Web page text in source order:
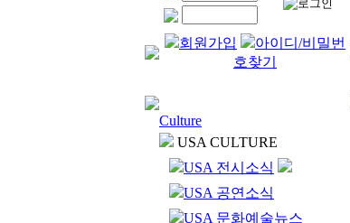
회원가입
아이디/비밀번
호찾기
Culture
USA CULTURE
USA 전시소식
USA 공연소식
USA 문화예술뉴스